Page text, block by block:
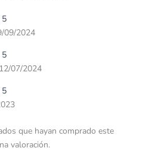
5
09/2024
5
12/07/2024
5
que hayan comprado este
valoración.